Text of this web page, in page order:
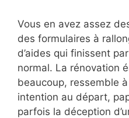
Vous en avez assez
des formulaires à
d’aides qui finissent
normal. La rénovation
beaucoup, ressemble
intention au départ,
parfois la déception